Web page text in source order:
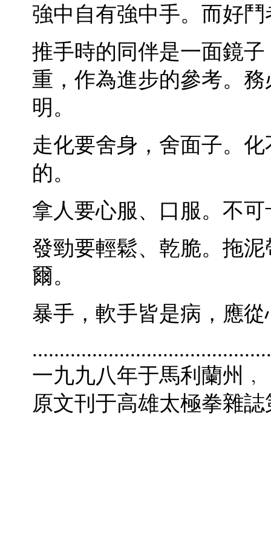
強中自有強中手。而好
推手時的同伴是一面鏡
重，作為進步的參考。
明。
走化要舍身，舍面子。
的。
拿人要心服、口服。不
發勁要輕鬆、乾脆。拖
爾。
暴手，軟手皆是病，應
一九九八年于馬利蘭州﹐
原文刊于高雄太極拳雜誌